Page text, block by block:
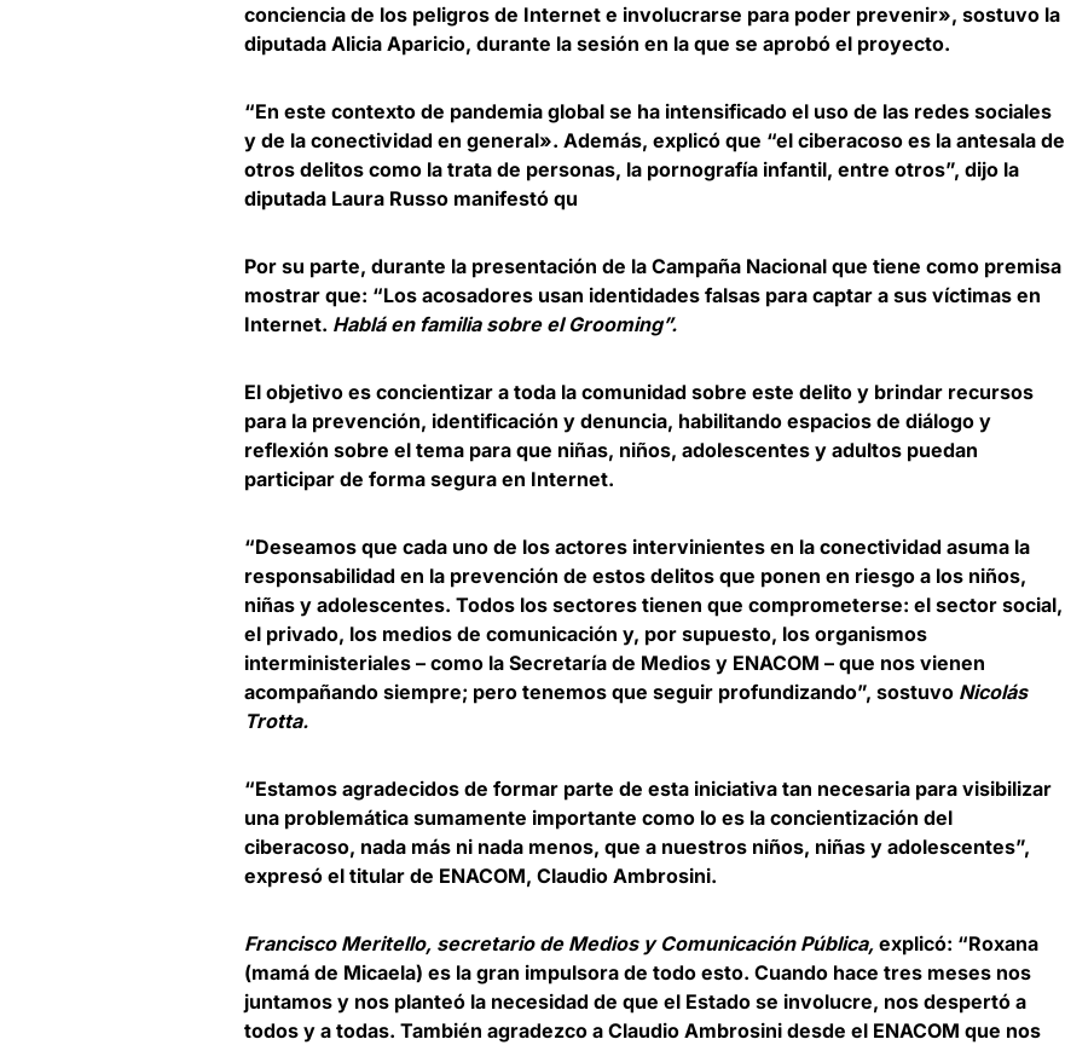
conciencia de los peligros de Internet e involucrarse para poder prevenir», sostuvo la
diputada Alicia Aparicio, durante la sesión en la que se aprobó el proyecto.
“En este contexto de pandemia global se ha intensificado el uso de las redes sociales
y de la conectividad en general». Además, explicó que “el ciberacoso es la antesala de
otros delitos como la trata de personas, la pornografía infantil, entre otros”, dijo la
diputada Laura Russo manifestó qu
Por su parte, durante la presentación de la Campaña Nacional que tiene como premisa
mostrar que: “Los acosadores usan identidades falsas para captar a sus víctimas en
Internet. Hablá en familia sobre el Grooming”.
El objetivo es concientizar a toda la comunidad sobre este delito y brindar recursos
para la prevención, identificación y denuncia, habilitando espacios de diálogo y
reflexión sobre el tema para que niñas, niños, adolescentes y adultos puedan
participar de forma segura en Internet.
“Deseamos que cada uno de los actores intervinientes en la conectividad asuma la
responsabilidad en la prevención de estos delitos que ponen en riesgo a los niños,
niñas y adolescentes. Todos los sectores tienen que comprometerse: el sector social,
el privado, los medios de comunicación y, por supuesto, los organismos
interministeriales – como la Secretaría de Medios y ENACOM – que nos vienen
acompañando siempre; pero tenemos que seguir profundizando”, sostuvo Nicolás
Trotta.
“Estamos agradecidos de formar parte de esta iniciativa tan necesaria para visibilizar
una problemática sumamente importante como lo es la concientización del
ciberacoso, nada más ni nada menos, que a nuestros niños, niñas y adolescentes”,
expresó el titular de ENACOM, Claudio Ambrosini.
Francisco Meritello, secretario de Medios y Comunicación Pública, explicó: “Roxana
(mamá de Micaela) es la gran impulsora de todo esto. Cuando hace tres meses nos
juntamos y nos planteó la necesidad de que el Estado se involucre, nos despertó a
todos y a todas. También agradezco a Claudio Ambrosini desde el ENACOM que nos